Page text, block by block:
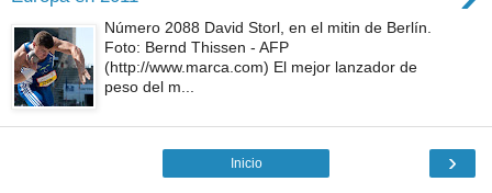
Número 2088 David Storl, en el mitin de Berlín.
Foto: Bernd Thissen - AFP
(http://www.marca.com) El mejor lanzador de
peso del m...
›
Inicio